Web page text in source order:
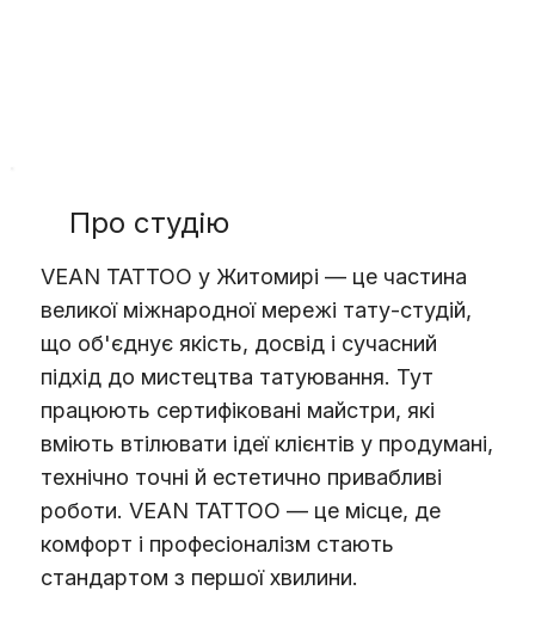
Про студію
VEAN TATTOO у Житомирі — це частина
великої міжнародної мережі тату-студій,
що об'єднує якість, досвід і сучасний
підхід до мистецтва татуювання. Тут
працюють сертифіковані майстри, які
вміють втілювати ідеї клієнтів у продумані,
технічно точні й естетично привабливі
роботи. VEAN TATTOO — це місце, де
комфорт і професіоналізм стають
стандартом з першої хвилини.